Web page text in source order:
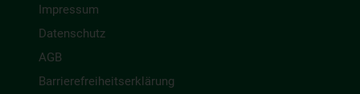
Impressum
Datenschutz
AGB
Barrierefreiheitserklärung